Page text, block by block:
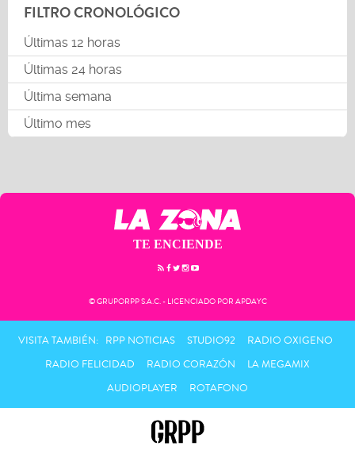
FILTRO CRONOLÓGICO
Últimas 12 horas
Últimas 24 horas
Última semana
Último mes
TE ENCIENDE
© GRUPORPP S.A.C. - LICENCIADO POR APDAYC
VISITA TAMBIÉN: RPP NOTICIAS STUDIO92
RADIO OXIGENO
RADIO FELICIDAD
RADIO CORAZÓN
LA MEGAMIX
AUDIOPLAYER
ROTAFONO